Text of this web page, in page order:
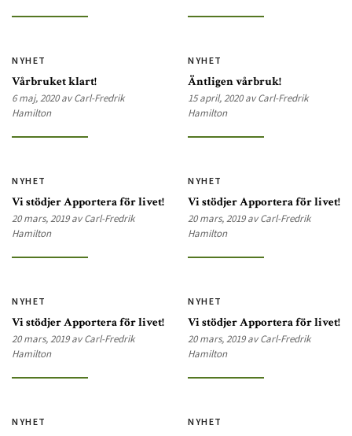
NYHET
Vårbruket klart!
6 maj, 2020 av Carl-Fredrik
Hamilton
NYHET
Äntligen vårbruk!
15 april, 2020 av Carl-Fredrik
Hamilton
NYHET
Vi stödjer Apportera för livet!
20 mars, 2019 av Carl-Fredrik
Hamilton
NYHET
Vi stödjer Apportera för livet!
20 mars, 2019 av Carl-Fredrik
Hamilton
NYHET
Vi stödjer Apportera för livet!
20 mars, 2019 av Carl-Fredrik
Hamilton
NYHET
Vi stödjer Apportera för livet!
20 mars, 2019 av Carl-Fredrik
Hamilton
NYHET NYHET